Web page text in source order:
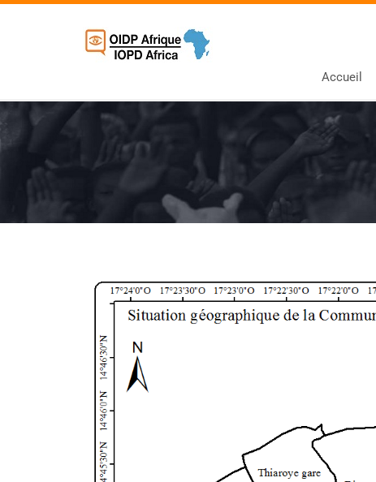
Accueil